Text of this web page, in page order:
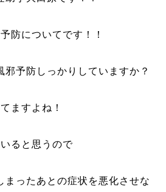
防についてです！！
邪予防しっかりしていますか？
ますよね！
いると思うので
まったあとの症状を悪化させな